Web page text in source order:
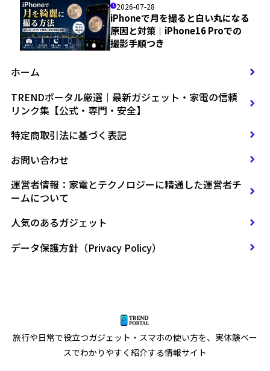
2026-07-28
iPhoneで月を撮ると白い丸になる
原因と対策｜iPhone16 Proでの
撮影手順つき
ホーム
TRENDポータル厳選｜最新ガジェット・家電の信頼
リンク集【公式・専門・安全】
特定商取引法に基づく表記
お問い合わせ
運営者情報：家電とテクノロジーに精通した運営者チ
ームについて
人気のあるガジェット
データ保護方針（Privacy Policy）
旅行や日常で役立つガジェット・スマホの使い方を、実体験ベー
スでわかりやすく紹介する情報サイト